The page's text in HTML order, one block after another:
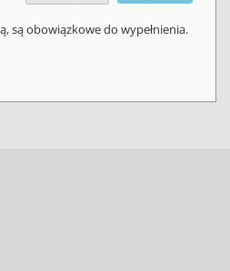
są obowiązkowe do wypełnienia.